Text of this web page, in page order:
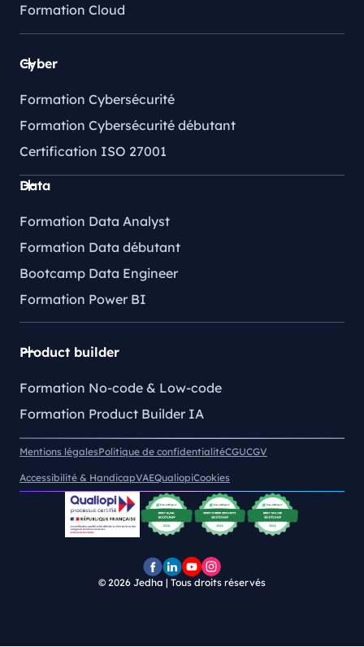
Formation Cloud
Cyber
Formation Cybersécurité
Formation Cybersécurité débutant
Certification ISO 27001
Data
Formation Data Analyst
Formation Data débutant
Bootcamp Data Engineer
Formation Power BI
Product builder
Formation No-code & Low-code
Formation Product Builder IA
Mentions légalesPolitique de confidentialitéCGUCGV
Accessibilité & HandicapVAEQualiopiCookies
PagePageChaîne
Pofil
© 2026 Jedha | Tous droits réservés